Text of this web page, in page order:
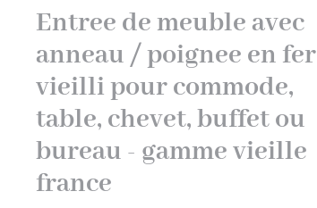
Entree de meuble avec
anneau / poignee en fer
vieilli pour commode,
table, chevet, buffet ou
bureau - gamme vieille
france